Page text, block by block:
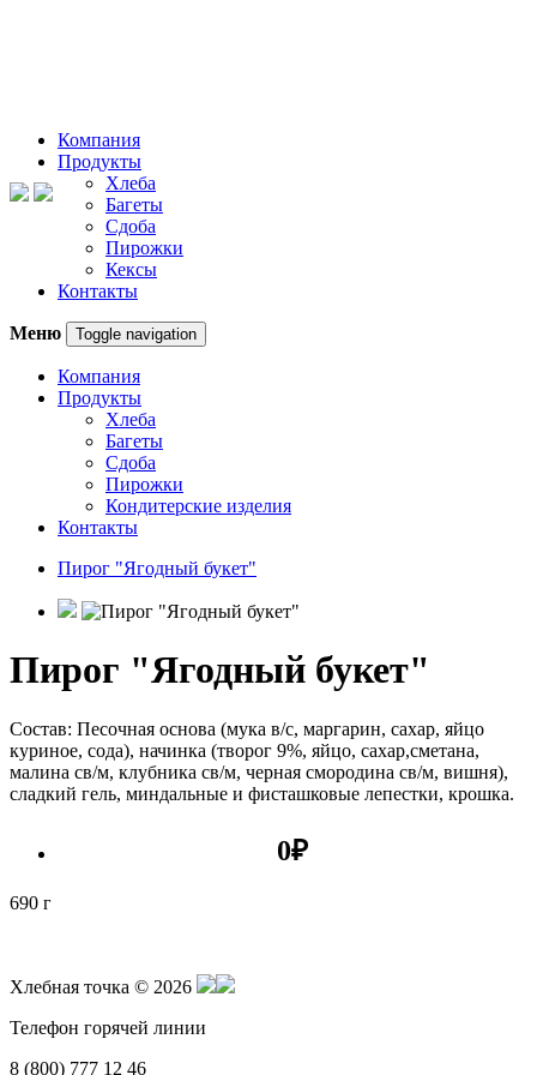
Компания
Продукты
Хлеба
Багеты
Сдоба
Пирожки
Кексы
Контакты
Меню Toggle navigation
Компания
Продукты
Хлеба
Багеты
Сдоба
Пирожки
Кондитерские изделия
Контакты
Пирог "Ягодный букет"
Пирог "Ягодный букет"
Состав: Песочная основа (мука в/с, маргарин, сахар, яйцо
куриное, сода), начинка (творог 9%, яйцо, сахар,сметана,
малина св/м, клубника св/м, черная смородина св/м, вишня),
сладкий гель, миндальные и фисташковые лепестки, крошка.
0₽
690 г
Хлебная точка © 2026
Телефон горячей линии
8 (800) 777 12 46